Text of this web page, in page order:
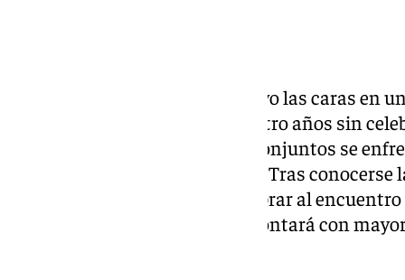
Cádiz y Málaga se verán de nuevo las caras en
desde febrero de 2020. Tras cuatro años sin
historia de Andalucía, los dos conjuntos se
octubre en el Nuevo Mirandilla. Tras
Antiviolencia ha decidido nombrar al
por lo que el estadio gaditano contará con